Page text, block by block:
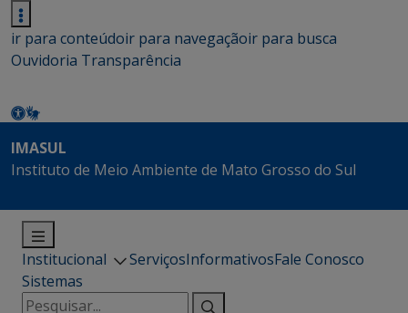
ir para conteúdoir para navegaçãoir para busca
Ouvidoria Transparência
IMASUL
Instituto de Meio Ambiente de Mato Grosso do Sul
Institucional ServiçosInformativosFale Conosco
Sistemas
Pesquisar